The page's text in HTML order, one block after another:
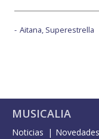
Aitana, Superestrella
MUSICALIA
Noticias Novedades